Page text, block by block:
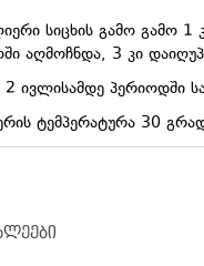
სიცხის გამო გამო 1
აღმოჩნდა, 3 კი
2 ივლისამდე პერიოდში
ტემპერატურა 30